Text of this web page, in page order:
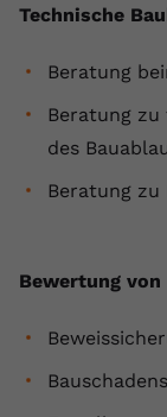
Technische
Beratung
Beratung zu
des
Beratung zu
Bewertung von
Name
Laufzeit
Zweck
Name